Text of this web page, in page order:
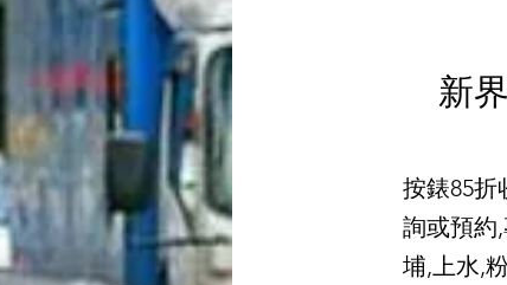
新
按錶85折
詢或預約
埔,上水,